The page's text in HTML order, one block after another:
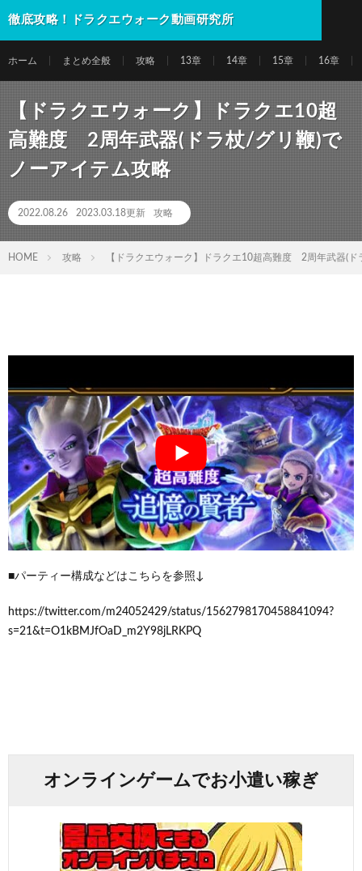
徹底攻略！ドラクエウォーク動画研究所
ホーム まとめ全般 攻略 13章 14章 15章 16章
【ドラクエウォーク】ドラクエ10超
高難度 2周年武器(ドラ杖/グリ鞭)で
ノーアイテム攻略
2022.08.26 2023.03.18更新 攻略
HOME 攻略 【ドラクエウォーク】ドラクエ10超高難度 2周年武器(
■パーティー構成などはこちらを参照↓
https://twitter.com/m24052429/status/1562798170458841094?
s=21&t=O1kBMJfOaD_m2Y98jLRKPQ
オンラインゲームでお小遣い稼ぎ